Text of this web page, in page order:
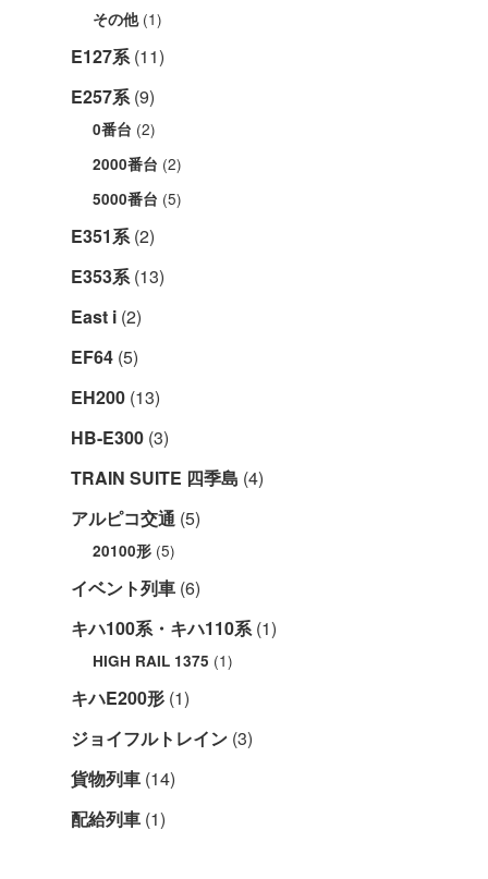
その他(1)
E127系(11)
E257系(9)
0番台 (2)
2000番台 (2)
5000番台 (5)
E351系(2)
E353系(13)
East i (2)
EF64 (5)
EH200 (13)
HB-E300 (3)
TRAIN SUITE 四季島 (4)
アルピコ交通 (5)
20100形 (5)
イベント列車 (6)
キハ100系・キハ110系(1)
HIGH RAIL 1375 (1)
キハE200形 (1)
ジョイフルトレイン (3)
貨物列車 (14)
配給列車 (1)